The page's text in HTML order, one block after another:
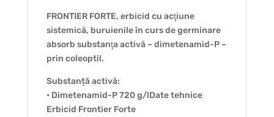
FRONTIER FORTE, erbicid cu acţiune
sistemică, buruienile în curs de germinare
absorb substanţa activă – dimetenamid-P –
prin coleoptil.
Substanță activă:
• Dimetenamid-P 720 g/lDate tehnice
Erbicid Frontier Forte